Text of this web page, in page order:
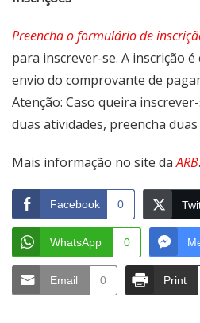
Preencha o formulário de
para inscrever-se. A inscrição
envio do comprovante de
Atenção: Caso queira
duas atividades, preencha
Mais informação no site daARB.
Facebook 0
WhatsApp 0
Email 0 Print